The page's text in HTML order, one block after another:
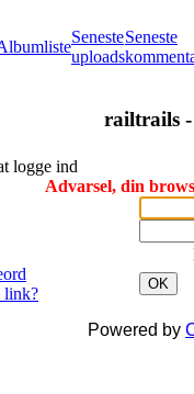
Seneste
uploads
Seneste
railtrails
logge ind
Advarsel, din
link?
OK
Powered by